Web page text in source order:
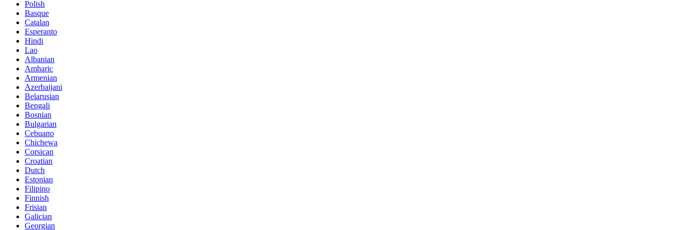
Polish
Basque
Catalan
Esperanto
Hindi
Lao
Albanian
Amharic
Armenian
Azerbaijani
Belarusian
Bengali
Bosnian
Bulgarian
Cebuano
Chichewa
Corsican
Croatian
Dutch
Estonian
Filipino
Finnish
Frisian
Galician
Georgian